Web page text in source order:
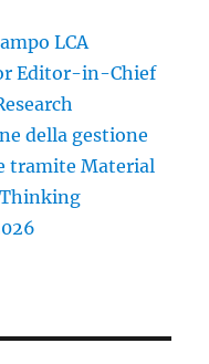
LCA
Editor-in-Chief
della gestione
tramite Material
Thinking